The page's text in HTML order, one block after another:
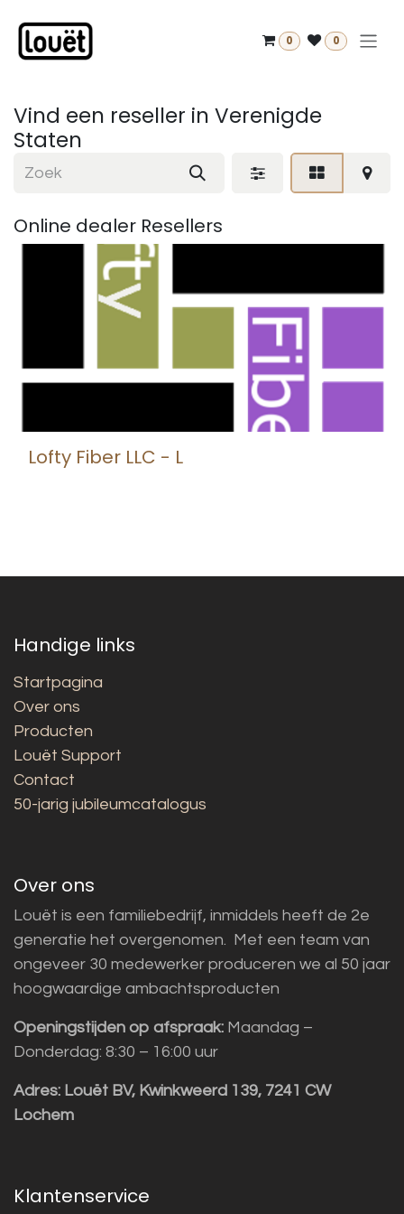
0 0
Vind een reseller in Verenigde
Staten
Online dealer Resellers
Lofty Fiber LLC - L
Handige links
Startpagina
Over ons
Producten
Louët Support
Contact
50-jarig jubileumcatalogus
Over ons
Louët is een familiebedrijf, inmiddels heeft de 2e
generatie het overgenomen. Met een team van
ongeveer 30 medewerker produceren we al 50 jaar
hoogwaardige ambachtsproducten
Openingstijden op afspraak: Maandag –
Donderdag: 8:30 – 16:00 uur
Adres: Louët BV, Kwinkweerd 139, 7241 CW
Lochem
Klantenservice